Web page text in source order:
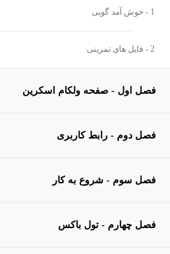
فصل اول - صفحه ولکام اسکرین
فصل دوم - رابط کاربری
فصل سوم - شروع به کار
فصل چهارم - تول باکس